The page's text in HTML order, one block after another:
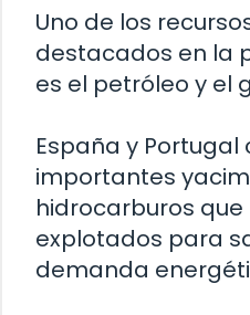
Uno de los
destacados en la
es el petróleo y el
España y
importantes
hidrocarburos que
explotados para
demanda